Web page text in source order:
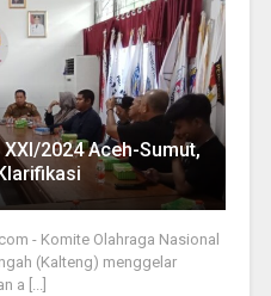
2024 Aceh-Sumut,
- Komite Olahraga Nasional
(Kalteng) menggelar
a [...]